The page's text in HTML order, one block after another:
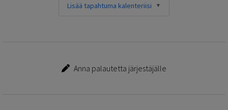
Lisää tapahtuma kalenteriisi
Anna palautetta järjestäjälle